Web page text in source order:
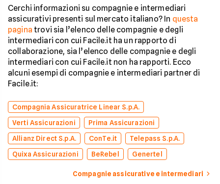
Cerchi informazioni su compagnie e intermediari
assicurativi presenti sul mercato italiano? In questa
pagina trovi sia l’elenco delle compagnie e degli
intermediari con cui Facile.it ha un rapporto di
collaborazione, sia l’elenco delle compagnie e degli
intermediari con cui Facile.it non ha rapporti. Ecco
alcuni esempi di compagnie e intermediari partner di
Facile.it:
Compagnia Assicuratrice Linear S.p.A.
Verti Assicurazioni
Prima Assicurazioni
Allianz Direct S.p.A.
ConTe.it
Telepass S.p.A.
Quixa Assicurazioni
BeRebel Genertel
Compagnie assicurative e intermediari